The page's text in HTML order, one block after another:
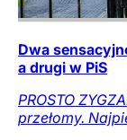
Dwa
a drugi w PiS
PROSTO
przełomy.